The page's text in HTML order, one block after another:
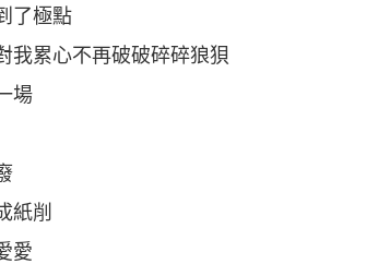
了極點
我累心不再破破碎碎狼狽
場
紙削
愛